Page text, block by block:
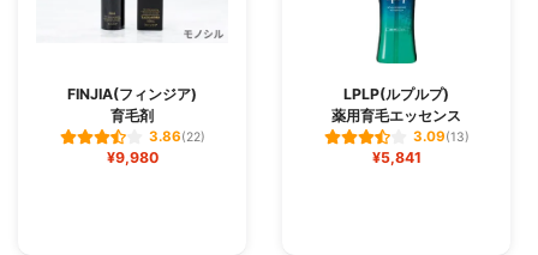
FINJIA(フィンジア)
育毛剤
3.86(22)
¥9,980
LPLP(ルプルプ)
薬用育毛エッセンス
3.09(13)
¥5,841